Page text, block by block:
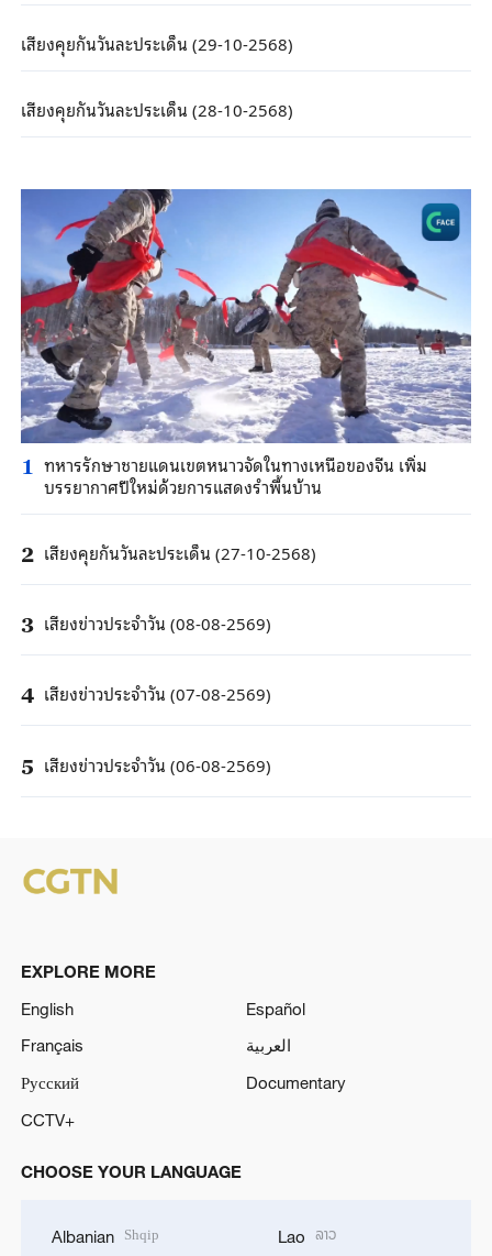
เสียงคุยกันวันละประเด็น (29-10-2568)
เสียงคุยกันวันละประเด็น (28-10-2568)
1 ทหารรักษาชายแดนเขตหนาวจัดในทางเหนือของจีน เพิ่ม
บรรยากาศปีใหม่ด้วยการแสดงรำพื้นบ้าน
2 เสียงคุยกันวันละประเด็น (27-10-2568)
3 เสียงข่าวประจำวัน (08-08-2569)
4 เสียงข่าวประจำวัน (07-08-2569)
5 เสียงข่าวประจำวัน (06-08-2569)
EXPLORE MORE
English
Español
Français
العربية
Русский
Documentary
CCTV+
CHOOSE YOUR LANGUAGE
Albanian Shqip Lao ລາວ